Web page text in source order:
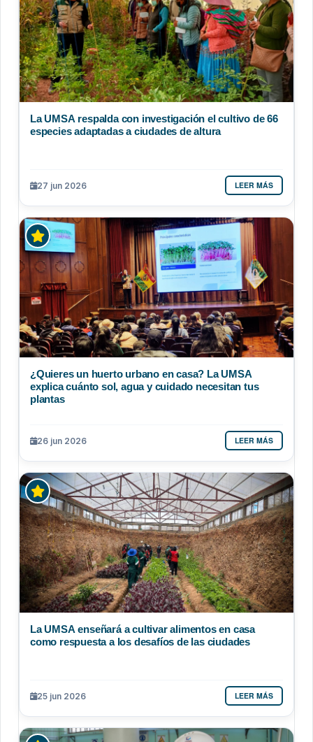
La UMSA respalda con investigación el cultivo de 66
especies adaptadas a ciudades de altura
27 jun 2026 LEER MÁS
¿Quieres un huerto urbano en casa? La UMSA
explica cuánto sol, agua y cuidado necesitan tus
plantas
26 jun 2026 LEER MÁS
La UMSA enseñará a cultivar alimentos en casa
como respuesta a los desafíos de las ciudades
25 jun 2026 LEER MÁS